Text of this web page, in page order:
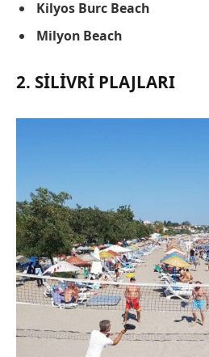
Kilyos Burc Beach
Milyon Beach
2. SILIVRI PLAJLARI